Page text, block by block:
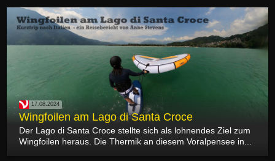
17.08.2024
Wingfoilen am Lago di Santa Croce
Der Lago di Santa Croce stellte sich als lohnendes Ziel zum
Wingfoilen heraus. Die Thermik an diesem Voralpensee in...